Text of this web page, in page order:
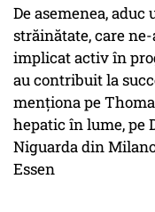
De asemenea,
străinătate, care
implicat activ în
au contribuit la
menționa pe
hepatic în lume, pe
Niguarda din
Essen